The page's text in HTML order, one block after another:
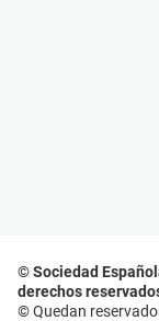
© Sociedad
derechos
© Quedan